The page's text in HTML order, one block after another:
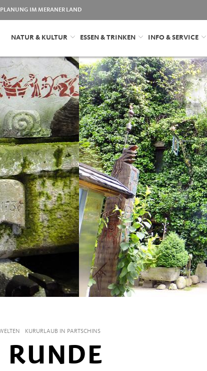
IM MERANER LAND
NATUR & KULTUR ESSEN & TRINKEN INFO & SERVICE
KURURLAUB IN PARTSCHINS